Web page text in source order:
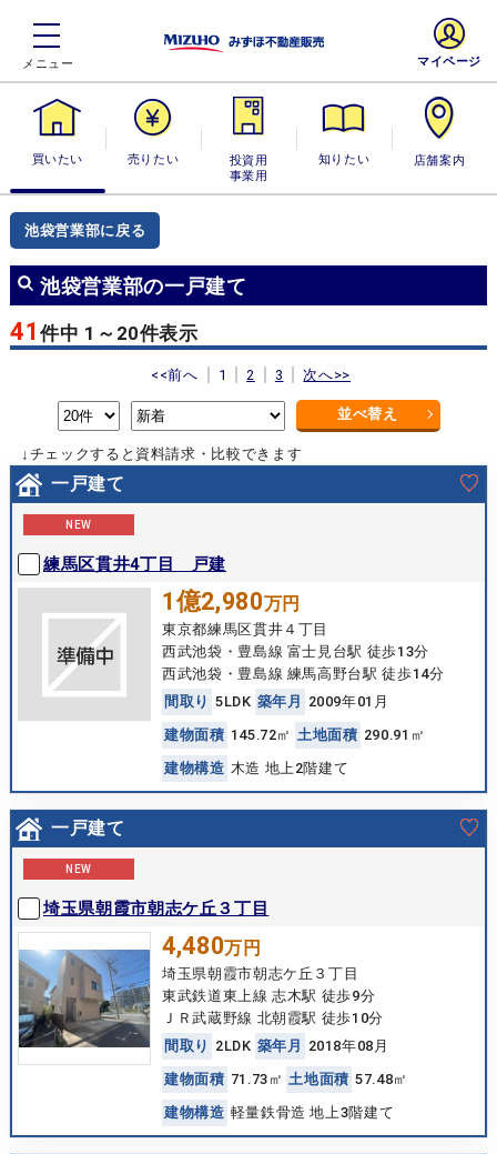
買いたい 売りたい
投資用・事業
用
知りたい 店舗案内
マイページ
池袋営業部に戻る
池袋営業部の一戸建て
41件中 1～20件表示
<<前へ 1 2 3 次へ>>
並べ替え
↓チェックすると資料請求・比較できます
一戸建て
NEW
練馬区貫井4丁目 戸建
1億2,980万円
東京都練馬区貫井４丁目
西武池袋・豊島線 富士見台駅 徒歩13分
西武池袋・豊島線 練馬高野台駅 徒歩14分
間 取 り 5LDK 築年 月
2009年01月
建物面積 145.72㎡ 土地面積 290.91㎡
建物構造 木造 地上2階建て
一戸建て
NEW
埼玉県朝霞市朝志ケ丘３丁目
4,480万円
埼玉県朝霞市朝志ケ丘３丁目
東武鉄道東上線 志木駅 徒歩9分
ＪＲ武蔵野線 北朝霞駅 徒歩10分
間 取 り 2LDK 築年 月
2018年08月
建物面積 71.73㎡ 土地面積 57.48㎡
建物構造 軽量鉄骨造 地上3階建て